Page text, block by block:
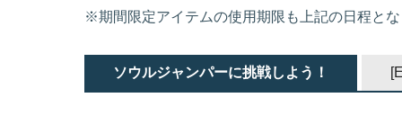
※期間限定アイテムの使用期限も上記の日程と
ソウルジャンパーに挑戦しよう！